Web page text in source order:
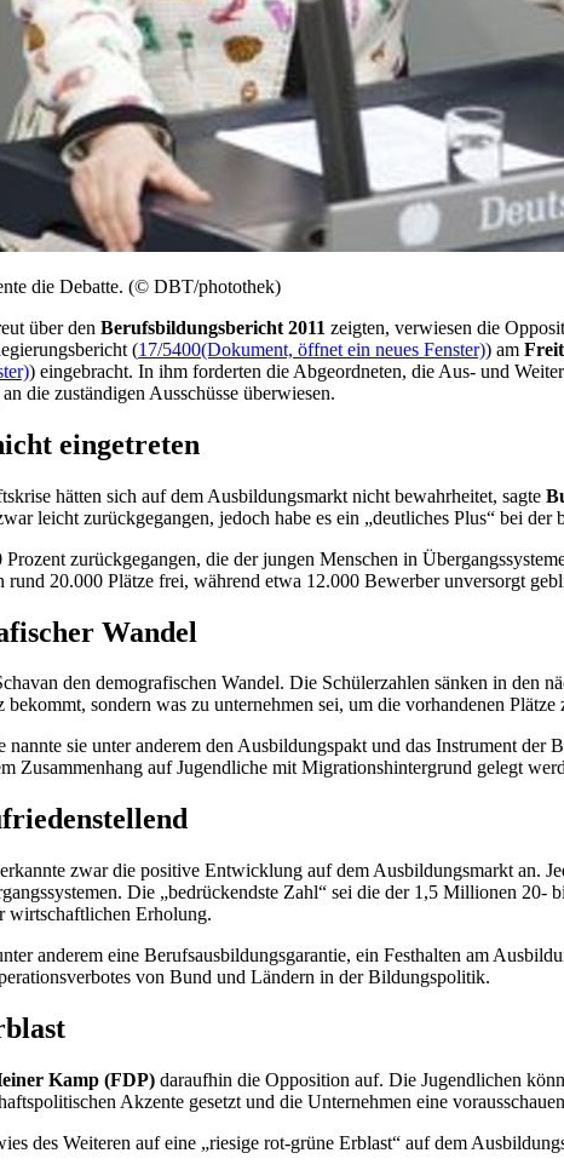
die Debatte. (© DBT/photothek)
über den Berufsbildungsbericht 2011 zeigten, verwiesen die
(17/5400(Dokument, öffnet ein neues Fenster)) am
) eingebracht. In ihm forderten die Abgeordneten, die Aus- und
die zuständigen Ausschüsse überwiesen.
eingetreten
hätten sich auf dem Ausbildungsmarkt nicht bewahrheitet, sagte
leicht zurückgegangen, jedoch habe es ein „deutliches Plus“ bei
zurückgegangen, die der jungen Menschen in
rund 20.000 Plätze frei, während etwa 12.000 Bewerber unversorgt
Wandel
den demografischen Wandel. Die Schülerzahlen sänken in den
sondern was zu unternehmen sei, um die vorhandenen Plätze
sie unter anderem den Ausbildungspakt und das Instrument
Zusammenhang auf Jugendliche mit Migrationshintergrund gelegt
erkannte zwar die positive Entwicklung auf dem Ausbildungsmarkt an.
Die „bedrückendste Zahl“ sei die der 1,5 Millionen
wirtschaftlichen Erholung.
anderem eine Berufsausbildungsgarantie, ein Festhalten am
von Bund und Ländern in der Bildungspolitik.
Kamp (FDP) daraufhin die Opposition auf. Die Jugendlichen
Akzente gesetzt und die Unternehmen eine
des Weiteren auf eine „riesige rot-grüne Erblast“ auf dem